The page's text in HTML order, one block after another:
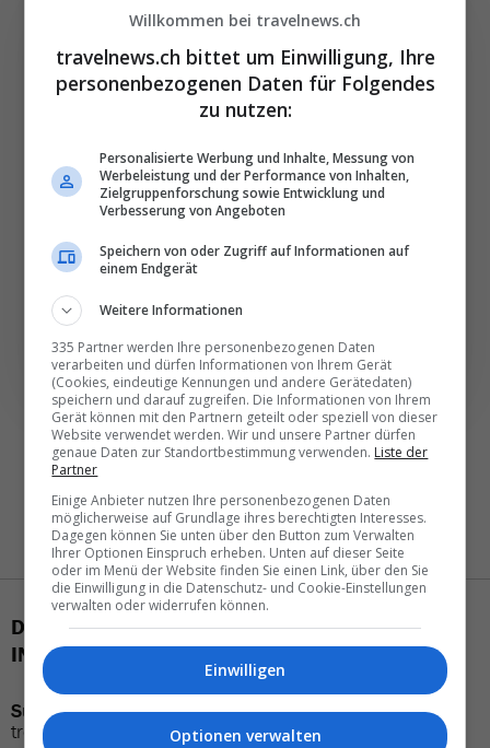
Die wichtigsten und
besten News direkt in
Ihr E‑Mail-Postfach
Täglich oder wöchentlich, mit mehr Insights oder
weniger. Bei Travel­news haben Sie die Wahl.
NEWSLETTER ENTDECKEN
DAS KÖNNTE SIE AUCH
INTERESSIEREN
Sunny CarsimHoch–
trotz
turbulenter Monate
TippsfürSafari-Neulinge
Weite,Wein
Willkommen bei travelnews.ch
travelnews.ch bittet um Einwilligung, Ihre
personenbezogenen Daten für Folgendes
zu nutzen:
Personalisierte Werbung und Inhalte, Messung von
Werbeleistung und der Performance von Inhalten,
Zielgruppenforschung sowie Entwicklung und
Verbesserung von Angeboten
Speichern von oder Zugriff auf Informationen auf
einem Endgerät
Weitere Informationen
335 Partner werden Ihre personenbezogenen Daten
verarbeiten und dürfen Informationen von Ihrem Gerät
(Cookies, eindeutige Kennungen und andere Gerätedaten)
speichern und darauf zugreifen. Die Informationen von Ihrem
Gerät können mit den Partnern geteilt oder speziell von dieser
Website verwendet werden. Wir und unsere Partner dürfen
genaue Daten zur Standortbestimmung verwenden. Liste der
Partner
Einige Anbieter nutzen Ihre personenbezogenen Daten
möglicherweise auf Grundlage ihres berechtigten Interesses.
Dagegen können Sie unten über den Button zum Verwalten
Ihrer Optionen Einspruch erheben. Unten auf dieser Seite
oder im Menü der Website finden Sie einen Link, über den Sie
die Einwilligung in die Datenschutz- und Cookie-Einstellungen
verwalten oder widerrufen können.
Einwilligen
Optionen verwalten